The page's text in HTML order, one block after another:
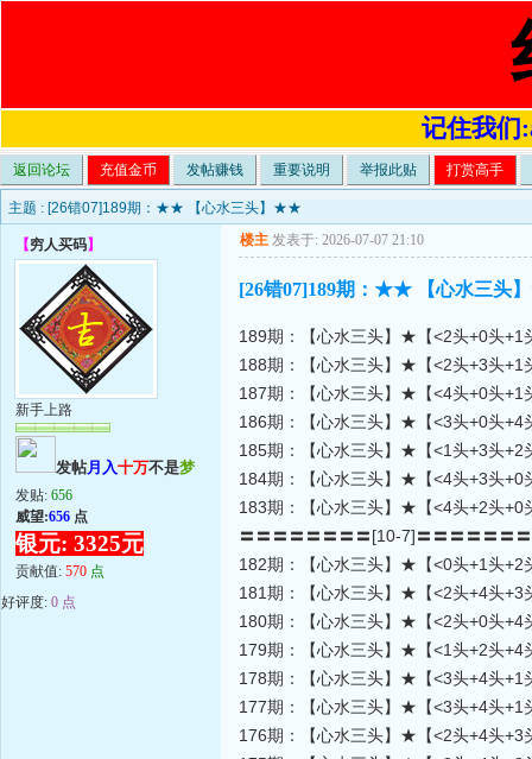
记住我们
返回论坛 充值金币 发帖赚钱 重要说明 举报此贴 打赏高手
主题 : [26错07]189期：★★ 【心水三头】★★
【穷人买码】
新手上路
发帖月入十万不是梦
发贴: 656
威望:656 点
银元: 3325元
贡献值: 570 点
好评度: 0 点
楼主 发表于: 2026-07-07 21:10
[26错07]189期：★★ 【心水三头
189期：【心水三头】★【<2头+0头
188期：【心水三头】★【<2头+3头
187期：【心水三头】★【<4头+0头
186期：【心水三头】★【<3头+0头
185期：【心水三头】★【<1头+3头
184期：【心水三头】★【<4头+3头
183期：【心水三头】★【<4头+2头
〓〓〓〓〓〓〓〓[10-7]〓〓〓〓〓〓
182期：【心水三头】★【<0头+1头
181期：【心水三头】★【<2头+4头
180期：【心水三头】★【<2头+0头
179期：【心水三头】★【<1头+2头
178期：【心水三头】★【<3头+4头
177期：【心水三头】★【<3头+4头
176期：【心水三头】★【<2头+4头